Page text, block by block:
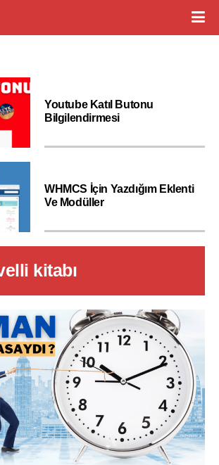
Youtube Katıl Butonu
Bilgilendirmesi
WHMCS İçin Yazdığım Eklenti
Ve Modüller
kitabı